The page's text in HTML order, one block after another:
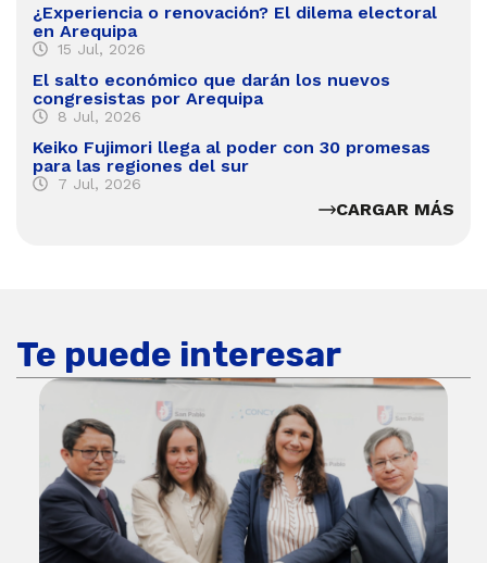
¿Experiencia o renovación? El dilema electoral
en Arequipa
15 Jul, 2026
El salto económico que darán los nuevos
congresistas por Arequipa
8 Jul, 2026
Keiko Fujimori llega al poder con 30 promesas
para las regiones del sur
7 Jul, 2026
CARGAR MÁS
Te puede interesar